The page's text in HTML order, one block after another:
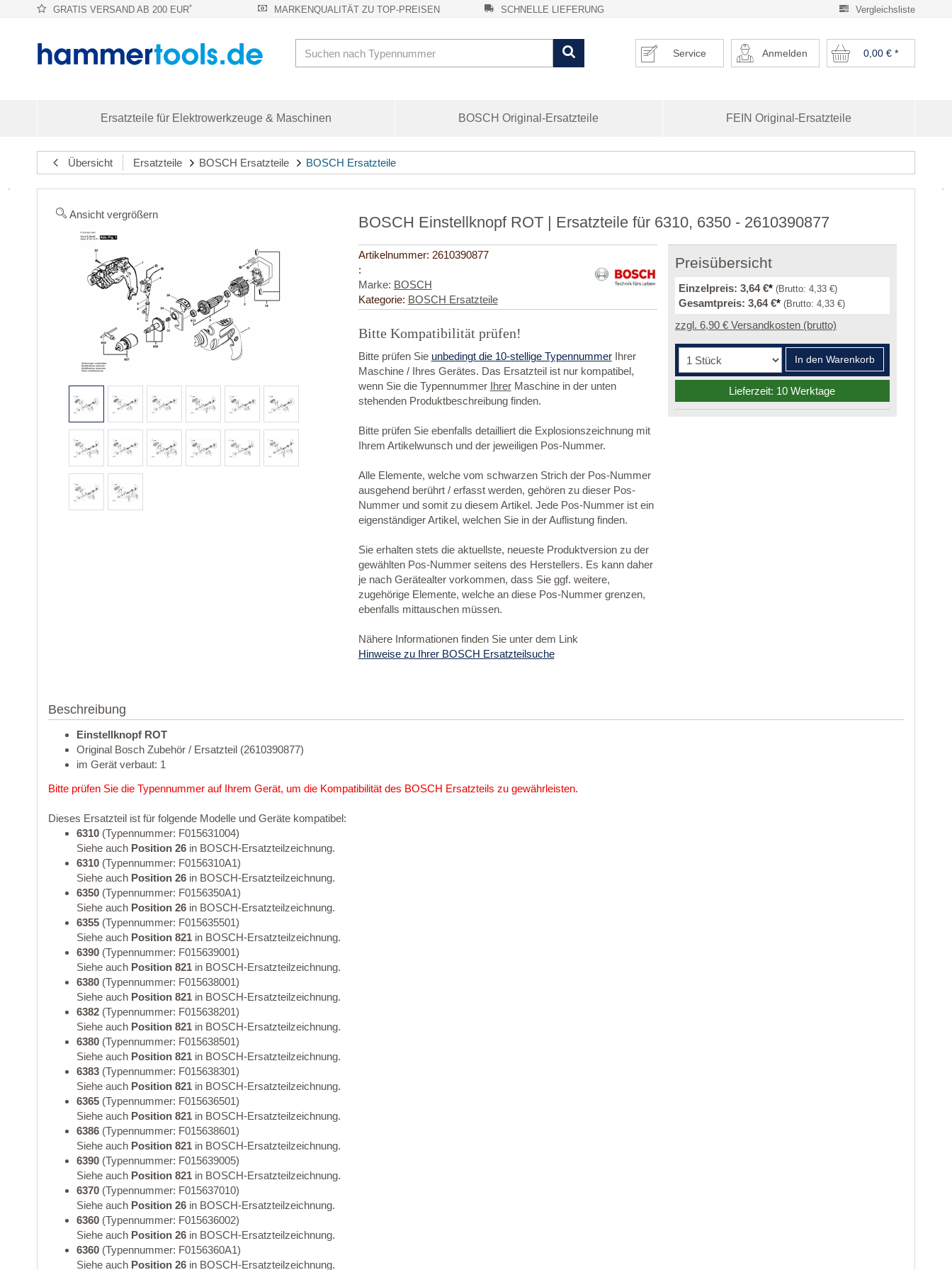
Vergleichsliste
GRATIS VERSAND AB 200 EUR* MARKENQUALITÄT ZU TOP-PREISEN SCHNELLE LIEFERUNG
0,00 €*
Anmelden
Service
Ersatzteile für Elektrowerkzeuge & Maschinen BOSCH Original-Ersatzteile FEIN Original-Ersatzteile
Übersicht Ersatzteile BOSCH Ersatzteile BOSCH Ersatzteile
Ansicht vergrößern BOSCH Einstellknopf ROT | Ersatzteile für 6310, 6350 - 2610390877
Artikelnummer: 2610390877
:
Marke: BOSCH
Kategorie: BOSCH Ersatzteile
Bitte Kompatibilität prüfen!
Bitte prüfen Sie unbedingt die 10-stellige TypennummerIhrer
Maschine / Ihres Gerätes. Das Ersatzteil ist nur kompatibel,
wenn Sie die Typennummer IhrerMaschine in der unten
stehenden Produktbeschreibung finden.
Bitte prüfen Sie ebenfalls detailliert die Explosionszeichnung mit
Ihrem Artikelwunsch und der jeweiligen Pos-Nummer.
Alle Elemente, welche vom schwarzen Strich der Pos-Nummer
ausgehend berührt / erfasst werden, gehören zu dieser Pos-
Nummer und somit zu diesem Artikel. Jede Pos-Nummer ist ein
eigenständiger Artikel, welchen Sie in der Auflistung finden.
Sie erhalten stets die aktuellste, neueste Produktversion zu der
gewählten Pos-Nummer seitens des Herstellers. Es kann daher
je nach Gerätealter vorkommen, dass Sie ggf. weitere,
zugehörige Elemente, welche an diese Pos-Nummer grenzen,
ebenfalls mittauschen müssen.
Nähere Informationen finden Sie unter dem Link
Hinweise zu Ihrer BOSCH Ersatzteilsuche
Preisübersicht
Einzelpreis: 3,64 €* (Brutto: 4,33 €)
Gesamtpreis: 3,64 €* (Brutto: 4,33 €)
zzgl. 6,90 € Versandkosten (brutto)
In den Warenkorb
Lieferzeit: 10 Werktage
Beschreibung
Einstellknopf ROT
Original Bosch Zubehör / Ersatzteil (2610390877)
im Gerät verbaut: 1
Bitte prüfen Sie die Typennummer auf Ihrem Gerät, um die Kompatibilität des BOSCH Ersatzteils zu gewährleisten.
Dieses Ersatzteil ist für folgende Modelle und Geräte kompatibel:
6310 (Typennummer: F015631004)
Siehe auch Position 26 in BOSCH-Ersatzteilzeichnung.
6310 (Typennummer: F0156310A1)
Siehe auch Position 26 in BOSCH-Ersatzteilzeichnung.
6350 (Typennummer: F0156350A1)
Siehe auch Position 26 in BOSCH-Ersatzteilzeichnung.
6355 (Typennummer: F015635501)
Siehe auch Position 821 in BOSCH-Ersatzteilzeichnung.
6390 (Typennummer: F015639001)
Siehe auch Position 821 in BOSCH-Ersatzteilzeichnung.
6380 (Typennummer: F015638001)
Siehe auch Position 821 in BOSCH-Ersatzteilzeichnung.
6382 (Typennummer: F015638201)
Siehe auch Position 821 in BOSCH-Ersatzteilzeichnung.
6380 (Typennummer: F015638501)
Siehe auch Position 821 in BOSCH-Ersatzteilzeichnung.
6383 (Typennummer: F015638301)
Siehe auch Position 821 in BOSCH-Ersatzteilzeichnung.
6365 (Typennummer: F015636501)
Siehe auch Position 821 in BOSCH-Ersatzteilzeichnung.
6386 (Typennummer: F015638601)
Siehe auch Position 821 in BOSCH-Ersatzteilzeichnung.
6390 (Typennummer: F015639005)
Siehe auch Position 821 in BOSCH-Ersatzteilzeichnung.
6370 (Typennummer: F015637010)
Siehe auch Position 26 in BOSCH-Ersatzteilzeichnung.
6360 (Typennummer: F015636002)
Siehe auch Position 26 in BOSCH-Ersatzteilzeichnung.
6360 (Typennummer: F0156360A1)
Siehe auch Position 26 in BOSCH-Ersatzteilzeichnung.